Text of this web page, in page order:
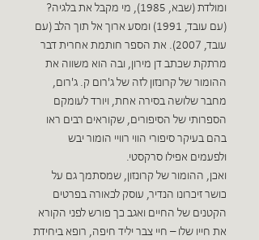
ומולדת (שבא, 1985), מי מקבל את בלגיה?
(עם עובד, 1991) ומסע ארוך אל תוך הלב (עם
עובד, 2007). את הספר חותמת אחרית דבר
מרתקת שכתב דן מירון, ובה הוא משווה את
ההומור של קרונזון לזה של ג'רום ק. ג'רום,
מחבר שלושה בסירה אחת, ויורד לעומקם
הספרותי של הסיפורים, שקוראים רבים ראו
בהם בעיקר סיפורי הווי רוויי הומור יבש
ולפעמים אפילו סרקסטי.
ואכן, ההומור של קרונזון, שמסתמך גם על
כושר זיכרונו הנדיר, עוסק לכאורה בפרטים
הקטנים של החיים ואגב כך פורש לפני הקורא
את חייו שלו – חיי צבר יליד חיפה, רופא ביחידת